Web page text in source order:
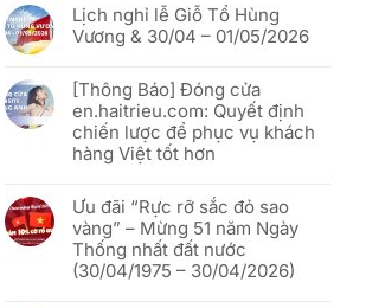
bình
luận
ở
vải
Hải
Triều
x
VNQR.com
“đánh
phướn
quảng
cáo
bằng
công
nghệ
Phygital
Lịch nghỉ lễ Giỗ Tổ Hùng
Vương & 30/04 – 01/05/2026
bình
luận
ở
Lịch
nghỉ
lễ
Hùng
Vương
&
30/04
01/05/2026
[Thông Báo] Đóng cửa
en.haitrieu.com: Quyết định
chiến lược để phục vụ khách
hàng Việt tốt hơn
bình
luận
ở
[Thông
Báo]
Đóng
Ưu đãi “Rực rỡ sắc đỏ sao
vàng” – Mừng 51 năm Ngày
Thống nhất đất nước
(30/04/1975 – 30/04/2026)